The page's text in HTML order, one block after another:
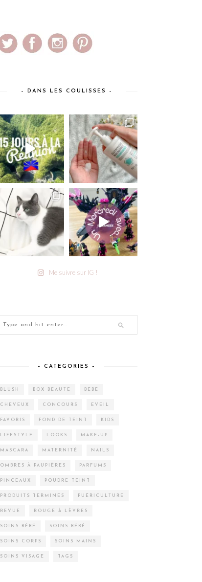
– DANS LES COULISSES –
Me suivre sur IG !
– CATEGORIES –
BLUSH BOX BEAUTÉ BÉBÉ
CHEVEUX CONCOURS EVEIL
FAVORIS FOND DE TEINT KIDS
LIFESTYLE LOOKS MAKE-UP
MASCARA MATERNITÉ NAILS
OMBRES À PAUPIÈRES PARFUMS
PINCEAUX POUDRE TEINT
PRODUITS TERMINÉS PUÉRICULTURE
REVUE ROUGE À LÈVRES
SOINS BÉBÉ SOINS BÉBÉ
SOINS CORPS SOINS MAINS
SOINS VISAGE TAGS